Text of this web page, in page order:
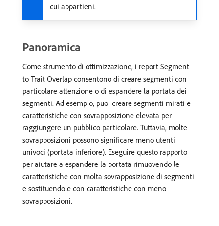
cui appartieni.
Panoramica
Come strumento di ottimizzazione, i report Segment
to Trait Overlap consentono di creare segmenti con
particolare attenzione o di espandere la portata dei
segmenti. Ad esempio, puoi creare segmenti mirati e
caratteristiche con sovrapposizione elevata per
raggiungere un pubblico particolare. Tuttavia, molte
sovrapposizioni possono significare meno utenti
univoci (portata inferiore). Eseguire questo rapporto
per aiutare a espandere la portata rimuovendo le
caratteristiche con molta sovrapposizione di segmenti
e sostituendole con caratteristiche con meno
sovrapposizioni.